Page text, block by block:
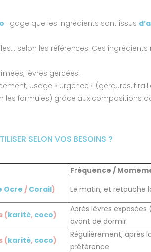
: gage que les ingrédients sont issus
selon les références. Ces ingrédients
lèvres gercées.
usage « urgence » (gerçures,
les formules) grâce aux compositions
SELON VOS BESOINS ?
Fréquence /
Ocre / Corail)
Le matin, et retouche
(karité, coco)
Après lèvres
avant de dormir
(karité, coco)
Régulièrement, après
préférence